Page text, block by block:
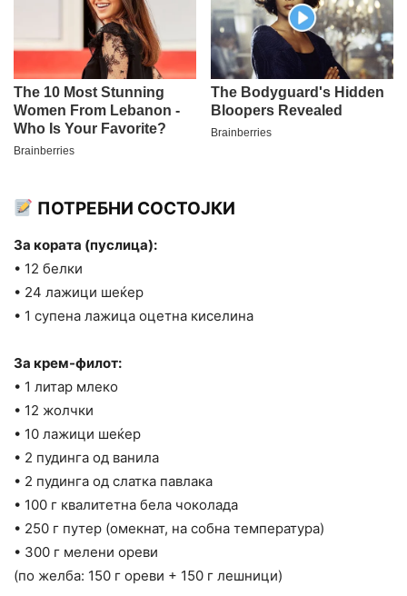
ПОТРЕБНИ СОСТОЈКИ
За кората (пуслица):
• 12 белки
• 24 лажици шеќер
• 1 супена лажица оцетна киселина
За крем-филот:
• 1 литар млеко
• 12 жолчки
• 10 лажици шеќер
• 2 пудинга од ванила
• 2 пудинга од слатка павлака
• 100 г квалитетна бела чоколада
• 250 г путер (омекнат, на собна температура)
• 300 г мелени ореви
(по желба: 150 г ореви + 150 г лешници)